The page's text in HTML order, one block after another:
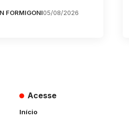
FORMIGONI05/08/2026
Acesse
Início